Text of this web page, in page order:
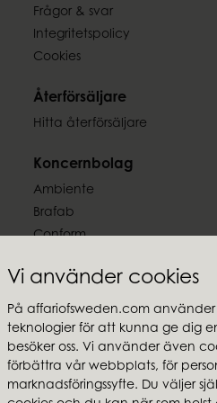
Vi använder cookies
På affariofsweden.com
teknologier för att kunna ge dig
besöker oss. Vi använder även
förbättra vår webbplats, för
marknadsföringssyfte. Du väljer
7332793192918
Frågor & svar
Integritetspolicy
Cookies
Återförsäljare
Hitta återförsäljare
Koncernbolag
Ambiente
Brafab
Conform
MTI
Följ oss